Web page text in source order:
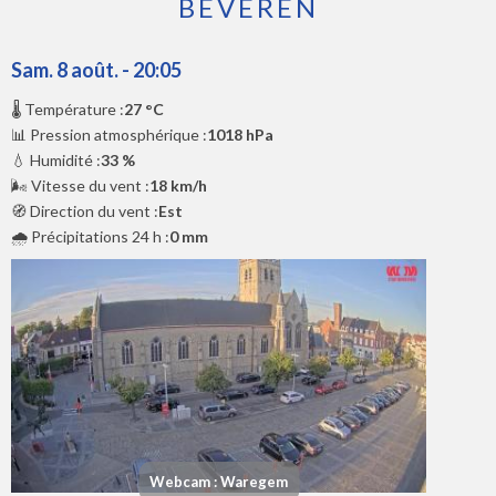
BEVEREN
Sam. 8 août. - 20:05
🌡️ Température :27 °C
📊 Pression atmosphérique :1018 hPa
💧 Humidité :33 %
🌬️ Vitesse du vent :18 km/h
🧭 Direction du vent :Est
🌧️ Précipitations 24 h :0 mm
Webcam : Waregem